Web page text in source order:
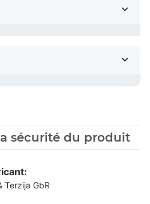
sécurité du produit
GbR